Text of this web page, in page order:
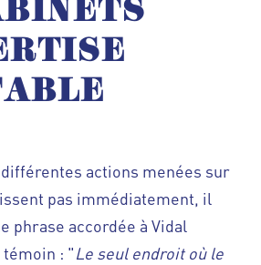
actions menées sur
pas immédiatement, il
phrase accordée à Vidal
témoin : "Le seul endroit où le